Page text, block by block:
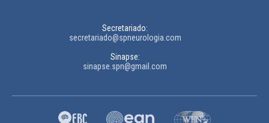
Secretariado:
secretariado@spneurologia.com
Sinapse:
sinapse.spn@gmail.com